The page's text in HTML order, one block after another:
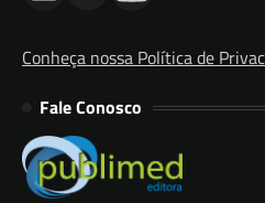
Conheça nossa Política de
Fale Conosco